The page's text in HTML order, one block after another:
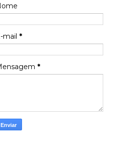
mail *
*